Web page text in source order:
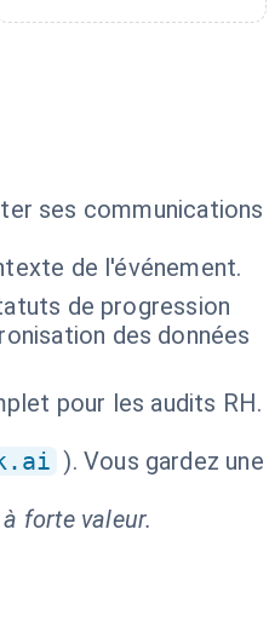
ses communications
de l'événement.
de progression
des données
pour les audits RH.
). Vous gardez une
forte valeur.